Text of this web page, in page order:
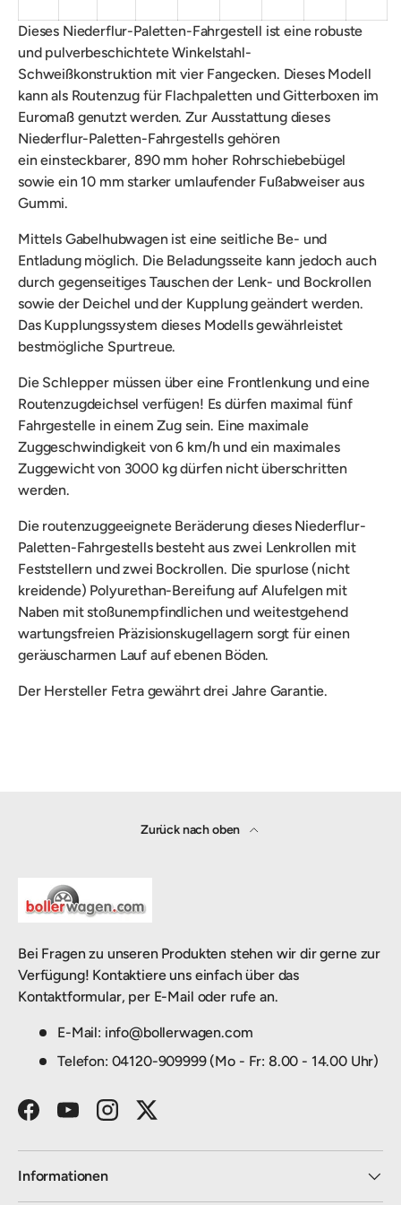
Dieses Niederflur-Paletten-Fahrgestell ist eine robuste
und pulverbeschichtete Winkelstahl-
Schweißkonstruktion mit vier Fangecken. Dieses Modell
kann als Routenzug für Flachpaletten und Gitterboxen im
Euromaß genutzt werden. Zur Ausstattung dieses
Niederflur-Paletten-Fahrgestells gehören
ein einsteckbarer, 890 mm hoher Rohrschiebebügel
sowie ein 10 mm starker umlaufender Fußabweiser aus
Gummi.
Mittels Gabelhubwagen ist eine seitliche Be- und
Entladung möglich. Die Beladungsseite kann jedoch auch
durch gegenseitiges Tauschen der Lenk- und Bockrollen
sowie der Deichel und der Kupplung geändert werden.
Das Kupplungssystem dieses Modells gewährleistet
bestmögliche Spurtreue.
Die Schlepper müssen über eine Frontlenkung und eine
Routenzugdeichsel verfügen! Es dürfen maximal fünf
Fahrgestelle in einem Zug sein. Eine maximale
Zuggeschwindigkeit von 6 km/h und ein maximales
Zuggewicht von 3000 kg dürfen nicht überschritten
werden.
Die routenzuggeeignete Beräderung dieses Niederflur-
Paletten-Fahrgestells besteht aus zwei Lenkrollen mit
Feststellern und zwei Bockrollen. Die spurlose (nicht
kreidende) Polyurethan-Bereifung auf Alufelgen mit
Naben mit stoßunempfindlichen und weitestgehend
wartungsfreien Präzisionskugellagern sorgt für einen
geräuscharmen Lauf auf ebenen Böden.
Der Hersteller Fetra gewährt drei Jahre Garantie.
Zurück nach oben
Bei Fragen zu unseren Produkten stehen wir dir gerne zur
Verfügung! Kontaktiere uns einfach über das
Kontaktformular, per E-Mail oder rufe an.
E-Mail: info@bollerwagen.com
Telefon: 04120-909999 (Mo - Fr: 8.00 - 14.00 Uhr)
FacebookYouTubeInstagramTwitter
Informationen